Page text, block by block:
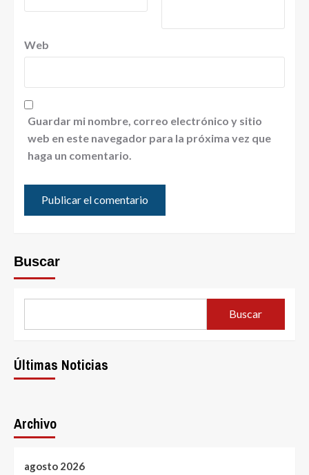
Web
Guardar mi nombre, correo electrónico y sitio
web en este navegador para la próxima vez que
haga un comentario.
Buscar
Buscar
Últimas Noticias
Archivo
agosto 2026